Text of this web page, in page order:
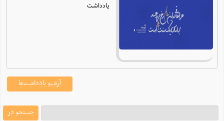
یادداشت
آرشیو یادداشت‌ها
جستجو در